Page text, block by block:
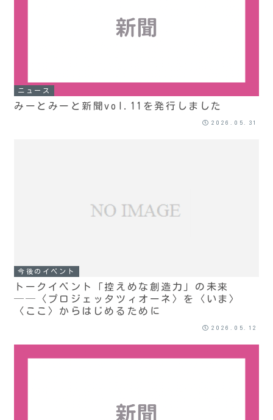
ニュース
みーとみーと新聞vol.11を発行しました
2026.05.31
今後のイベント
トークイベント「控えめな創造力」の未来
──〈プロジェッタツィオーネ〉を〈いま〉
〈ここ〉からはじめるために
2026.05.12